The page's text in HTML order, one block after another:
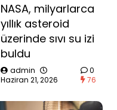
NASA, milyarlarca
yıllık asteroid
üzerinde sıvı su izi
buldu
admin
Haziran 21, 2026
0
76